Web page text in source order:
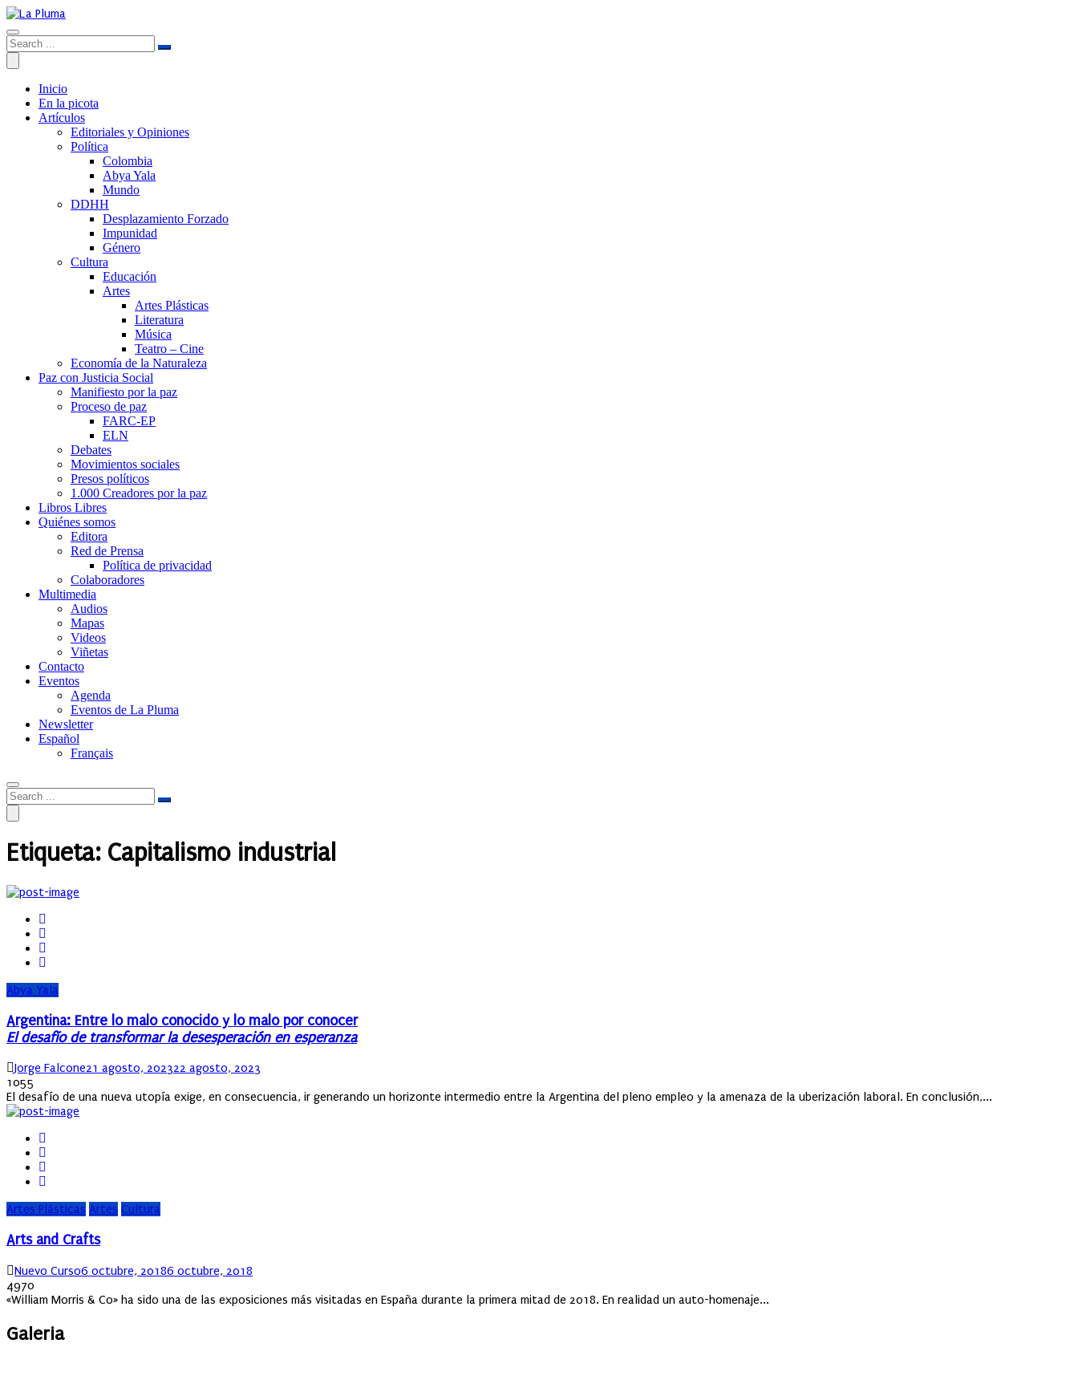
Inicio
En la picota
Artículos
Editoriales y Opiniones
Política
Colombia
Abya Yala
Mundo
DDHH
Desplazamiento Forzado
Impunidad
Género
Cultura
Educación
Artes
Artes Plásticas
Literatura
Música
Teatro – Cine
Economía de la Naturaleza
Paz con Justicia Social
Manifiesto por la paz
Proceso de paz
FARC-EP
ELN
Debates
Movimientos sociales
Presos políticos
1.000 Creadores por la paz
Libros Libres
Quiénes somos
Editora
Red de Prensa
Política de privacidad
Colaboradores
Multimedia
Audios
Mapas
Videos
Viñetas
Contacto
Eventos
Agenda
Eventos de La Pluma
Newsletter
Español
Français
Etiqueta: Capitalismo industrial
Abya Yala
Argentina: Entre lo malo conocido y lo malo por conocer
El desafío de transformar la desesperación en esperanza
Author
Jorge FalconePosted
21 agosto, 202322 agosto, 2023
1055
El desafío de una nueva utopía exige, en consecuencia, ir generando un horizonte intermedio entre la Argentina del pleno empleo y la amenaza de la uberización laboral. En conclusión,...
Artes Plásticas Artes Cultura
Arts and Crafts
Author
Nuevo CursoPosted
6 octubre, 20186 octubre, 2018
4970
«William Morris & Co» ha sido una de las exposiciones más visitadas en España durante la primera mitad de 2018. En realidad un auto-homenaje...
Galeria